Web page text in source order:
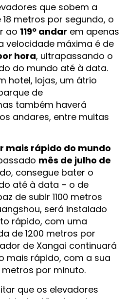
que sobem a
metros por segundo, o
ao 119º andar em apenas
velocidade máxima é de
hora, ultrapassando o
do mundo até à data.
hotel, lojas, um átrio
de
também haverá
andares, entre muitas
mais rápido do mundo
mês de julho de
consegue bater o
até à data – o de
de subir 1100 metros
será instalado
rápido, com uma
de 1200 metros por
de Xangai continuará
mais rápido, com a sua
metros por minuto.
que os elevadores